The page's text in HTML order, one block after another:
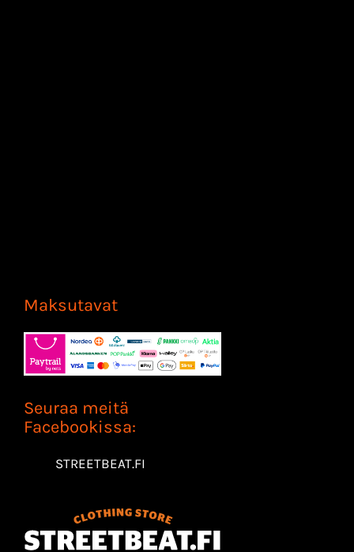
Maksutavat
Seuraa meitä
Facebookissa:
STREETBEAT.FI